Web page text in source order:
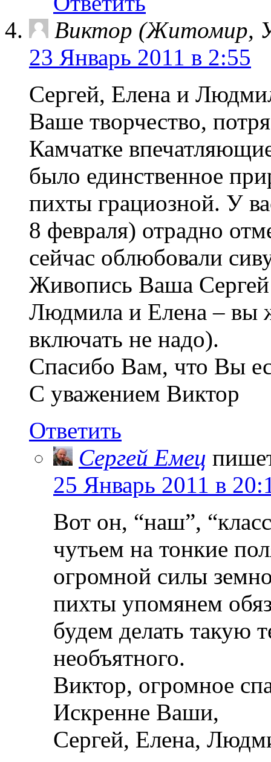
Виктор (Житомир,
23 Январь 2011 в 2:55
Сергей, Елена и
Ваше творчество,
Камчатке
было единственное
пихты грациозной. У
8 февраля) отрадно
сейчас облюбовали
Живопись Ваша Сергей
Людмила и Елена – вы
включать не надо).
Спасибо Вам, что Вы
С уважением Виктор
Ответить
Сергей Емец
25 Январь 2011 в
Вот он, “наш”,
чутьем на тонкие
огромной силы
пихты упомянем
будем делать такую
необъятного.
Виктор, огромное
Искренне Ваши,
Сергей, Елена,